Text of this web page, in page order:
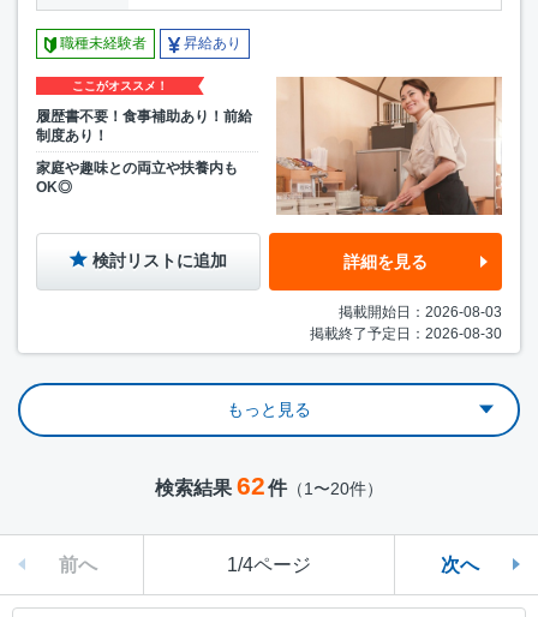
職種未経験者 昇給あり
ここがオススメ！
履歴書不要！食事補助あり！前給
制度あり！
家庭や趣味との両立や扶養内も
OK◎
検討リストに追加 詳細を見る
掲載開始日：2026-08-03
掲載終了予定日：2026-08-30
もっと見る
検索結果 62件（1〜20件）
前へ 1/4ページ 次へ